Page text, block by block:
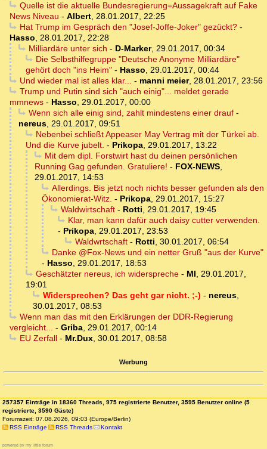
Quelle ist die aktuelle Bundesregierung=Aussagekraft auf Fake
News Niveau - Albert, 28.01.2017, 22:25
Hat Trump im Gespräch den "Josef-Joffe-Joker" gezückt?-
Hasso, 28.01.2017, 22:28
Milliardäre unter sich - D-Marker, 29.01.2017, 00:34
Die Selbsthilfegruppe "Deutsche Anonyme Milliardäre"
gehört doch "ins Heim" - Hasso, 29.01.2017, 00:44
Und wieder mal ist alles klar... - manni meier, 28.01.2017, 23:56
Trump und Putin sind sich "auch einig"... meldet gerade
mmnews - Hasso, 29.01.2017, 00:00
Wenn sich alle einig sind, zahlt mindestens einer drauf-
nereus, 29.01.2017, 09:51
Nebenbei schließt Appeaser May Vertrag mit der Türkei ab.
Und die Kurve jubelt. - Prikopa, 29.01.2017, 13:22
Mit dem dipl. Forstwirt hast du deinen persönlichen
Running Gag gefunden. Gratuliere! - FOX-NEWS,
29.01.2017, 14:53
Allerdings. Bis jetzt noch nichts besser gefunden als den
Ökonomierat-Witz. - Prikopa, 29.01.2017, 15:27
Waldwirtschaft- Rotti, 29.01.2017, 19:45
Klar, man kann dafür auch daisy cutter verwenden.
- Prikopa, 29.01.2017, 23:53
Waldwrtschaft- Rotti, 30.01.2017, 06:54
Danke @Fox-News und ein netter Gruß "aus der Kurve"
- Hasso, 29.01.2017, 18:53
Geschätzter nereus, ich widerspreche- MI, 29.01.2017,
19:01
Widersprechen? Das geht gar nicht. ;-) - nereus,
30.01.2017, 08:53
Wenn man das mit den Erklärungen der DDR-Regierung
vergleicht... - Griba, 29.01.2017, 00:14
EU Zerfall- Mr.Dux, 30.01.2017, 08:58
Werbung
257357 Einträge in 18360 Threads, 975 registrierte Benutzer, 3595 Benutzer online (5
registrierte, 3590 Gäste)
Forumszeit: 07.08.2026, 09:03 (Europe/Berlin)
RSS Einträge
RSS Threads Kontakt
powered by my little forum